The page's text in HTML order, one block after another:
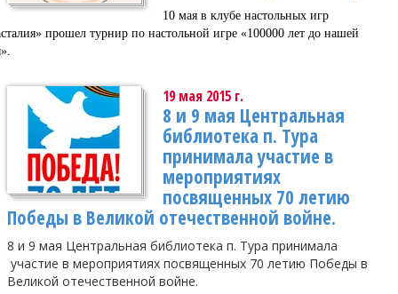
10 мая в клубе настольных игр
прошел турнир по настольной игре «100000 лет до нашей
19 мая 2015 г.
8 и 9 мая Центральная
библиотека п. Тура
принимала участие в
мероприятиях
посвященных 70 летию
Победы в Великой отечественной войне.
8 и 9 мая Центральная библиотека п. Тура принимала
участие в мероприятиях посвященных 70 летию Победы в
Великой отечественной войне.